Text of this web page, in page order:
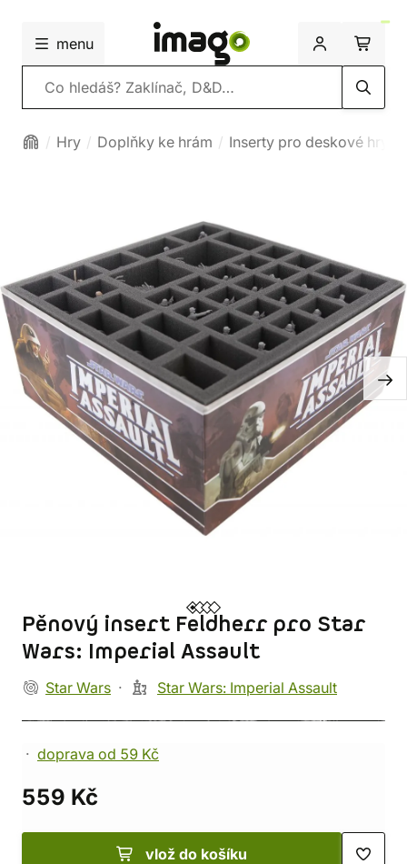
menu
Vyhledávání
Hry Doplňky ke hrám Inserty pro deskové hry
Pěnový insert Feldherr pro Star
Wars: Imperial Assault
Star Wars Star Wars: Imperial Assault
doprava od 59 Kč
559 Kč
vlož do košíku